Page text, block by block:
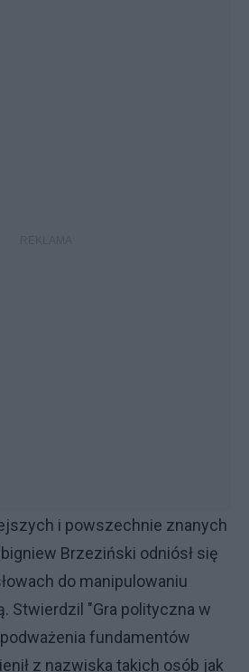
i powszechnie znanych
Brzeziński odniósł się
do manipulowaniu
Stwierdzil "Gra polityczna w
fundamentów
z nazwiska takich osób jak